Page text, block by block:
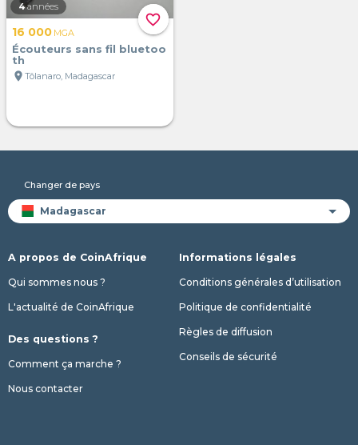
favorite_border
4 années
16 000 MGA
Écouteurs sans fil bluetoo
th
location_on Tôlanaro, Madagascar
Changer de pays
A propos de CoinAfrique
Qui sommes nous ?
L'actualité de CoinAfrique
Des questions ?
Comment ça marche ?
Nous contacter
Informations légales
Conditions générales d’utilisation
Politique de confidentialité
Règles de diffusion
Conseils de sécurité